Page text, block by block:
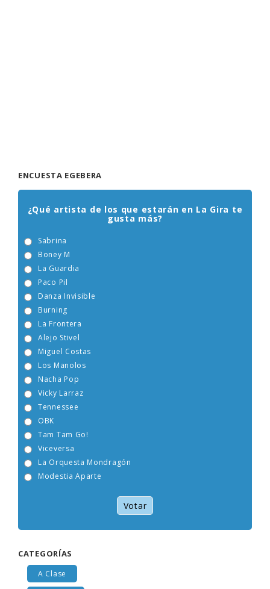
ENCUESTA EGEBERA
¿Qué artista de los que estarán en La Gira te
gusta más?
Sabrina
Boney M
La Guardia
Paco Pil
Danza Invisible
Burning
La Frontera
Alejo Stivel
Miguel Costas
Los Manolos
Nacha Pop
Vicky Larraz
Tennessee
OBK
Tam Tam Go!
Viceversa
La Orquesta Mondragón
Modestia Aparte
Votar
CATEGORÍAS
A Clase